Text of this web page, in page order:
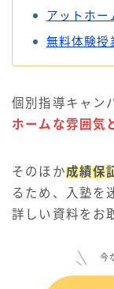
アットホー
無料体験授
個別指導キャン
ホームな雰囲気
そのほか成績保
るため、入塾を
詳しい資料をお
今